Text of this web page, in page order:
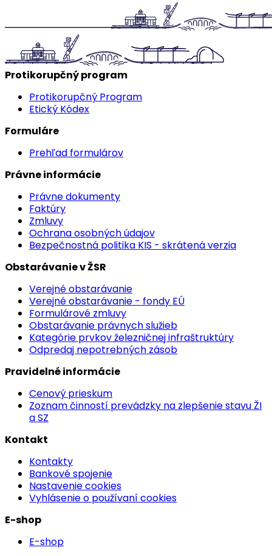
Protikorupčný program
Protikorupčný Program
Etický Kódex
Formuláre
Prehľad formulárov
Právne informácie
Právne dokumenty
Faktúry
Zmluvy
Ochrana osobných údajov
Bezpečnostná politika KIS - skrátená verzia
Obstarávanie v ŽSR
Verejné obstarávanie
Verejné obstarávanie - fondy EÚ
Formulárové zmluvy
Obstarávanie právnych služieb
Kategórie prvkov železničnej infraštruktúry
Odpredaj nepotrebných zásob
Pravidelné informácie
Cenový prieskum
Zoznam činností prevádzky na zlepšenie stavu ŽI
a SZ
Kontakt
Kontakty
Bankové spojenie
Nastavenie cookies
Vyhlásenie o používaní cookies
E-shop
E-shop